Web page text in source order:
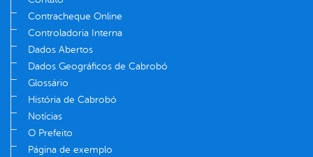
Contracheque Online
Controladoria Interna
Dados Abertos
Dados Geográficos de Cabrobó
Glossário
História de Cabrobó
Notícias
O Prefeito
Página de exemplo